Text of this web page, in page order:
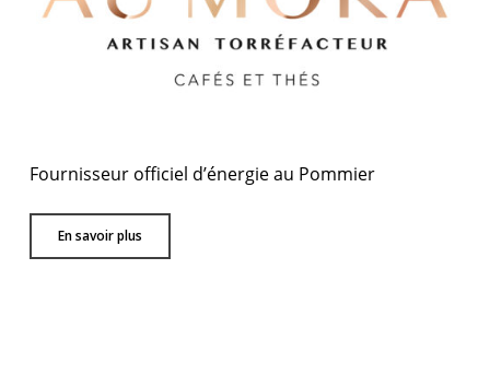
Fournisseur officiel d’énergie au Pommier
En savoir plus